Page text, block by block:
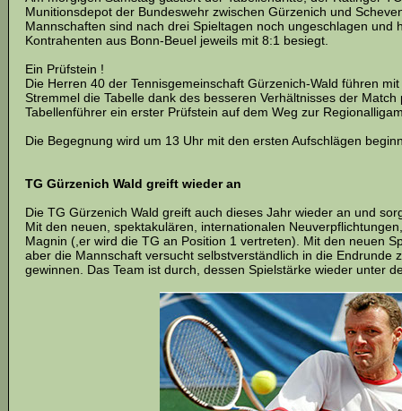
Munitionsdepot der Bundeswehr zwischen Gürzenich und
Mannschaften sind nach drei Spieltagen noch ungeschlagen und
Kontrahenten aus Bonn-Beuel jeweils mit 8:1 besiegt.
Ein Prüfstein !
Die Herren 40 der Tennisgemeinschaft Gürzenich-Wald führen
Stremmel die Tabelle dank des besseren Verhältnisses der
Tabellenführer ein erster Prüfstein auf dem Weg zur
Die Begegnung wird um 13 Uhr mit den ersten Aufschlägen
TG Gürzenich Wald greift wieder an
Die TG Gürzenich Wald greift auch dieses Jahr wieder an und
Mit den neuen, spektakulären, internationalen
Magnin (,er wird die TG an Position 1 vertreten). Mit den neuen
aber die Mannschaft versucht selbstverständlich in die Endrunde
gewinnen. Das Team ist durch, dessen Spielstärke wieder unter